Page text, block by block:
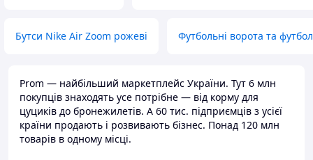
Бутси Nike Air Zoom рожеві Футбольні ворота та
Prom — найбільший маркетплейс України. Тут 6 млн
покупців знаходять усе потрібне — від корму для
цуциків до бронежилетів. А 60 тис. підприємців з усієї
країни продають і розвивають бізнес. Понад 120 млн
товарів в одному місці.